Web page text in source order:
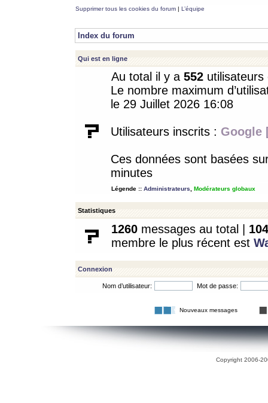
Supprimer tous les cookies du forum | L’équipe
Index du forum
Qui est en ligne
Au total il y a 552
Le nombre maximum
le 29 Juillet 2026 16:08
Utilisateurs inscrits : Google
Ces données sont basées
minutes
Légende :: Administrateurs Modérateurs globaux
Statistiques
1260 messages au total | 104
membre le plus récent est
Connexion
Nom d’utilisateur: Mot de passe:
Nouveaux messages
Copyright 2006-